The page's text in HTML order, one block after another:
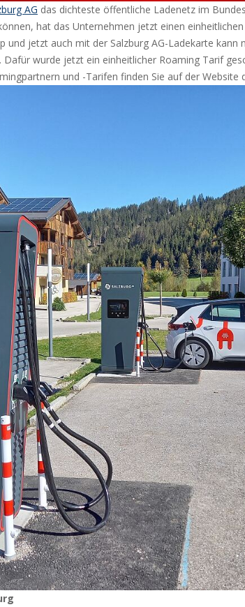
AG das dichteste öffentliche Ladenetz im
hat das Unternehmen jetzt einen
und jetzt auch mit der Salzburg AG-Ladekarte
wurde jetzt ein einheitlicher Roaming Tarif
und -Tarifen finden Sie auf der Website